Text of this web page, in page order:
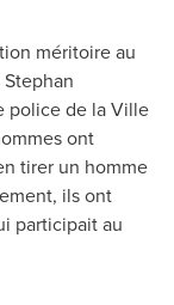
méritoire au
Stephan
police de laVille
ont
tirer un homme
ils ont
participait au